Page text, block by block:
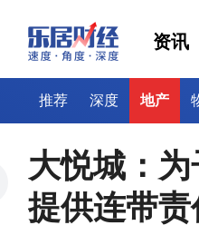
资讯
推荐 深度 地产
大悦城：
提供连带